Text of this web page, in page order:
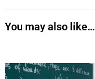
You may also like…